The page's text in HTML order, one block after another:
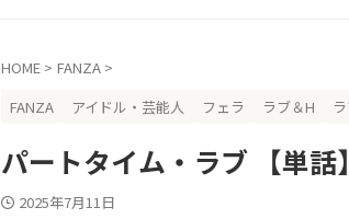
HOME > FANZA >
FANZA
アイドル・芸能人 フェラ ラブ＆H
パートタイム・ラブ 【単話
2025年7月11日